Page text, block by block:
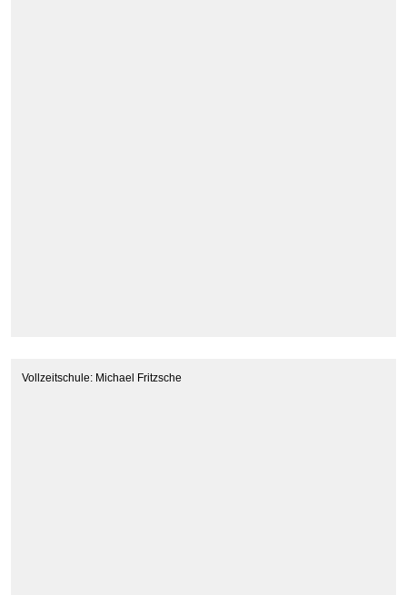
Vollzeitschule: Michael Fritzsche